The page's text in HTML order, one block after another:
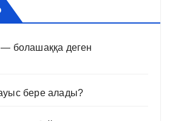
болашаққа деген
бере алады?